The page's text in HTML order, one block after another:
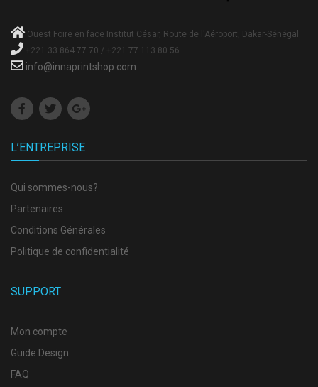
Ouest Foire en face Institut César, Route de l'Aéroport, Dakar-Sénégal
+221 33 864 77 70 / +221 77 113 80 56
info@innaprintshop.com
L’ENTREPRISE
Qui sommes-nous?
Partenaires
Conditions Générales
Politique de confidentialité
SUPPORT
Mon compte
Guide Design
FAQ